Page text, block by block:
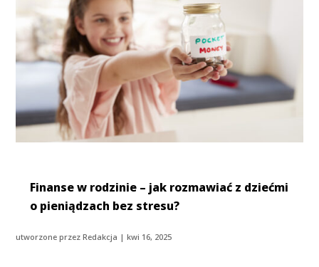
Finanse w rodzinie – jak rozmawiać z dziećmi
o pieniądzach bez stresu?
utworzone przezRedakcja |kwi 16, 2025